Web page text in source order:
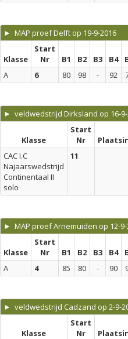
► MAP proef Delft op 19-9-2016
Klasse
Start
Nr
B1 B2 B3 B4
A
6 80 98 - 92
► veldwedstrijd Dirksland op 16-9-
Klasse
Start
Nr
CAC I.C
Najaarswedstrijd
Continentaal II
solo
11
► MAP proef Arnemuiden op 12-9-
Klasse
Start
Nr
B1 B2 B3 B4
A
4 85 80 - 90
► veldwedstrijd Cadzand op 2-9-
Klasse
Start
Nr